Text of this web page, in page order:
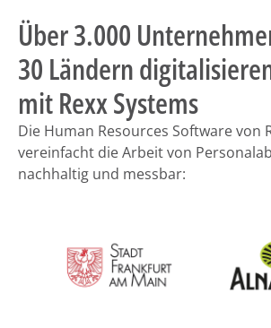
Über 3.000
30 Ländern
mit Rexx Systems
Die Human Resources Software von
vereinfacht die Arbeit von
nachhaltig und messbar: